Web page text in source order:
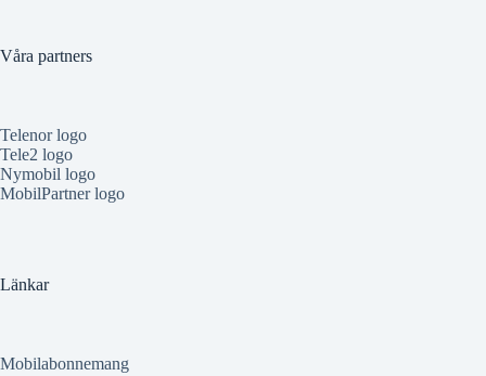
Våra partners
Telenor logo
Tele2 logo
Nymobil logo
MobilPartner logo
Länkar
Mobilabonnemang